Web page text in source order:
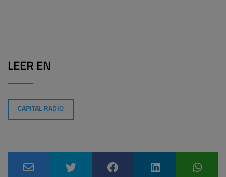
LEER EN
CAPITAL RADIO